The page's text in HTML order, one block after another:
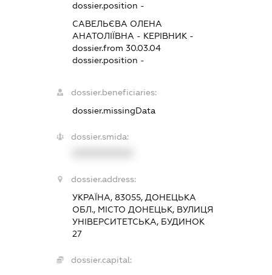
dossier.position -
САВЕЛЬЄВА ОЛЕНА
АНАТОЛІЇВНА - КЕРІВНИК -
dossier.from 30.03.04
dossier.position -
dossier.beneficiaries:
dossier.missingData
dossier.smida:
dossier.address:
УКРАЇНА, 83055, ДОНЕЦЬКА
ОБЛ., МІСТО ДОНЕЦЬК, ВУЛИЦЯ
УНІВЕРСИТЕТСЬКА, БУДИНОК
27
dossier.capital: